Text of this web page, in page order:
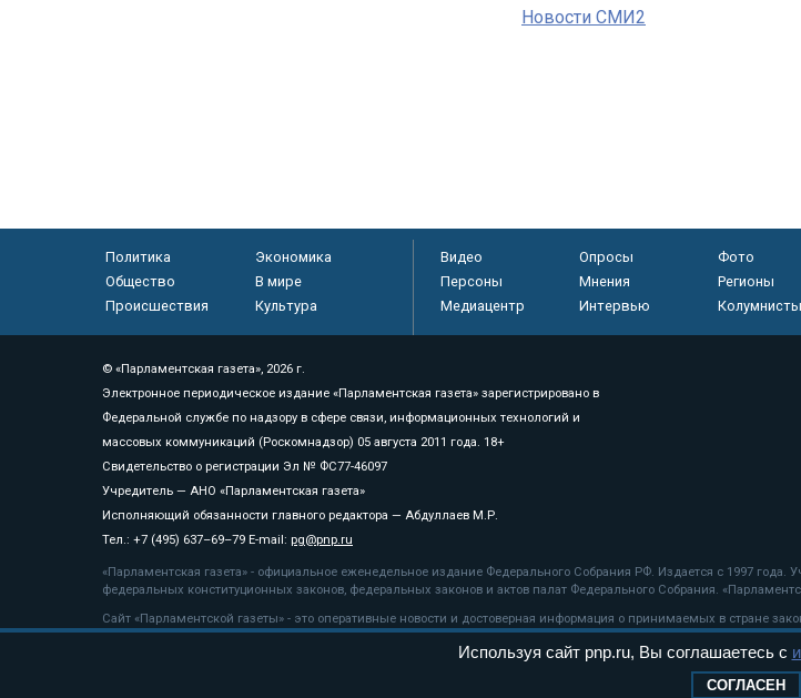
Новости СМИ2
Политика
Экономика
Общество
В мире
Происшествия
Культура
Видео Опросы
Фото
Персоны
Мнения
Регионы
Медиацентр
Интервью Колумнисты
© «Парламентская газета», 2026 г.
Электронное периодическое издание «Парламентская газета» зарегистрировано в
Федеральной службе по надзору в сфере связи, информационных технологий и
массовых коммуникаций (Роскомнадзор) 05 августа 2011 года. 18+
Свидетельство о регистрации Эл № ФС77-46097
Учредитель — АНО «Парламентская газета»
Исполняющий обязанности главного редактора — Абдуллаев М.Р.
Тел.: +7 (495) 637–69–79 E-mail: pg@pnp.ru
«Парламентская газета» - официальное еженедельное издание Федерального Собрания РФ. Издается с 1997
федеральных конституционных законов, федеральных законов и актов палат Федерального Собрания.
Сайт «Парламентской газеты» - это оперативные новости и достоверная информация о принимаемых в стране
«Парламентской газеты» активная ссылка на pnp.ru обязательна.
рекомендательные технологии
Используя сайт pnp.ru, Вы соглашаетесь с
СОГЛАСЕН